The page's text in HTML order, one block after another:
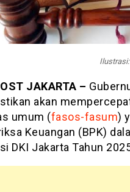
JAKARTA –
akan
umum (fasos-fasum)
Keuangan (BPK)
DKI Jakarta Tahun